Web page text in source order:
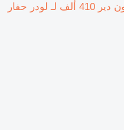
خرطوم الضغط العالي مانجويرا جون دير 410 ألف لـ لودر حفار